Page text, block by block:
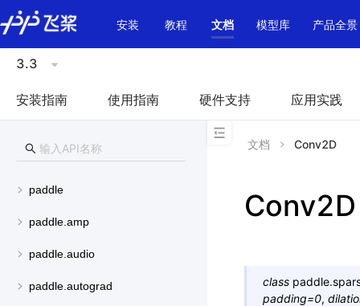
\u200E
安装
教程 文档 模型库 产品全景
3.3
安装指南 使用指南 硬件支持 应用实践
paddle
paddle.amp
paddle.audio
paddle.autograd
文档 Conv2D
Conv2D
class
padding=0,